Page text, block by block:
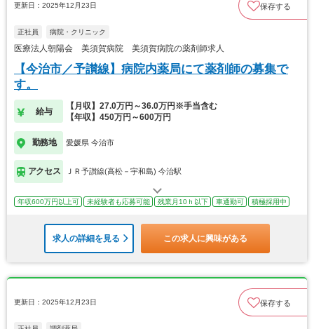
更新日：2025年12月23日 保存する
正社員 病院・クリニック
医療法人朝陽会 美須賀病院 美須賀病院の薬剤師求人
【今治市／予讃線】病院内薬局にて薬剤師の募集で
す。
給与
【月収】27.0万円～36.0万円※手当含む
【年収】450万円～600万円
勤務地 愛媛県 今治市
アクセス ＪＲ予讃線(高松－宇和島) 今治駅
年収600万円以上可 未経験者も応募可能 残業月10ｈ以下 車通勤可 積極採用中
求人の詳細を見る この求人に興味がある
更新日：2025年12月23日 保存する